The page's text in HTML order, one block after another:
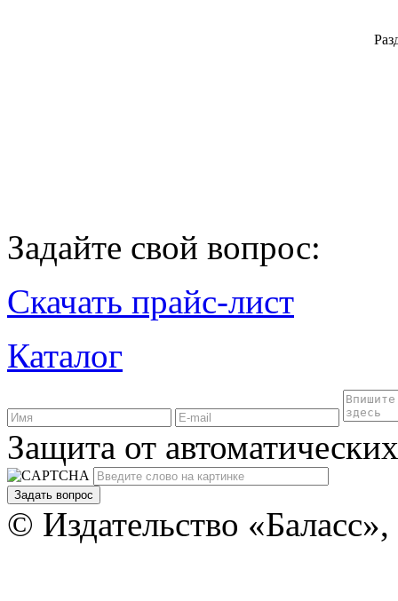
Задайте свой вопрос:
Скачать прайс-лист
Каталог
Защита от
Задать вопрос
© Издательство